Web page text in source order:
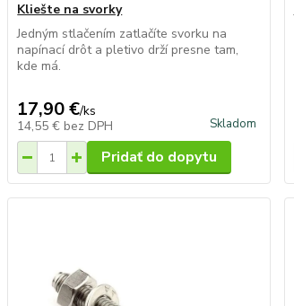
Kliešte na svorky
Jedným stlačením zatlačíte svorku na
napínací drôt a pletivo drží presne tam,
kde má.
17,90 €/ks
14,55 € bez DPH Skladom
Pridať do dopytu